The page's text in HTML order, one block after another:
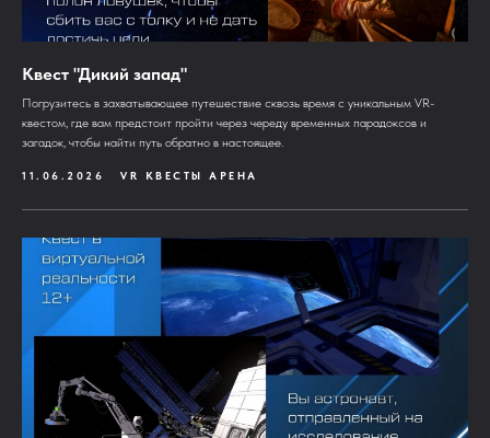
Квест "Дикий запад"
Погрузитесь в захватывающее путешествие сквозь время с уникальным VR-
квестом, где вам предстоит пройти через череду временных парадоксов и
загадок, чтобы найти путь обратно в настоящее.
11.06.2026 VR КВЕСТЫ АРЕНА